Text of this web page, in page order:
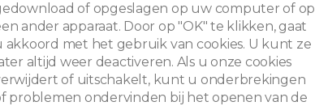
of opgeslagen op uw computer of op
ander apparaat. Door op "OK" te klikken, gaat
akkoord met het gebruik van cookies. U kunt ze
altijd weer deactiveren. Als u onze cookies
of uitschakelt, kunt u onderbrekingen
problemen ondervinden bij het openen van de